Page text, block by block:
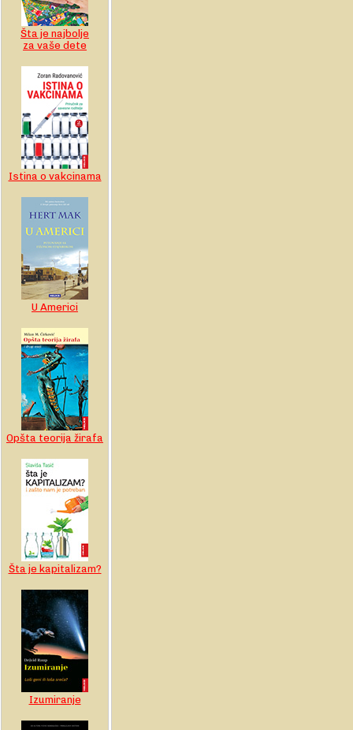
Šta je najbolje
za vaše dete
Istina o vakcinama
U Americi
Opšta teorija žirafa
Šta je kapitalizam?
Izumiranje